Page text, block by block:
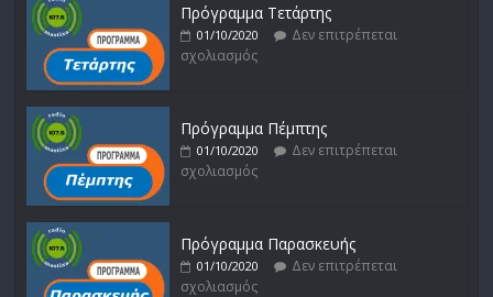
Πρόγραμμα Τετάρτης
01/10/2020
Δεν επιτρέπεται
σχολιασμός
Πρόγραμμα Πέμπτης
01/10/2020
Δεν επιτρέπεται
σχολιασμός
Πρόγραμμα Παρασκευής
01/10/2020
Δεν επιτρέπεται
σχολιασμός